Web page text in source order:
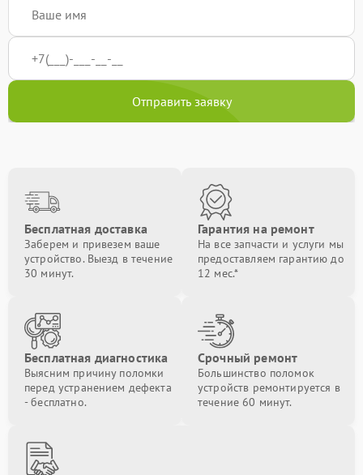
Отправить заявку
Бесплатная доставка
Заберем и привезем ваше
устройство. Выезд в течение
30 минут.
Гарантия на ремонт
На все запчасти и услуги мы
предоставляем гарантию до
12 мес.*
Бесплатная диагностика
Выясним причину поломки
перед устранением дефекта
- бесплатно.
Срочный ремонт
Большинство поломок
устройств ремонтируется в
течение 60 минут.